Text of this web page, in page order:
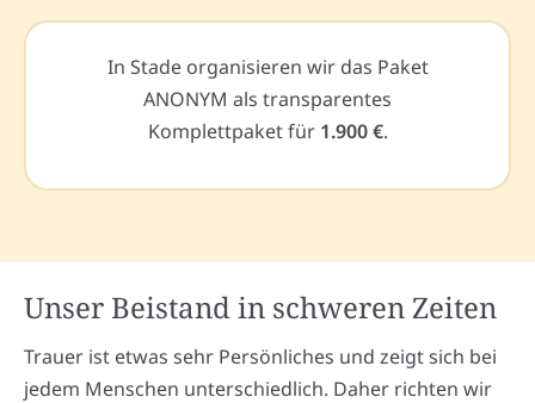
In Stade organisieren wir das Paket
ANONYM als transparentes
Komplettpaket für 1.900 €.
Unser Beistand in schweren Zeiten
Trauer ist etwas sehr Persönliches und zeigt sich bei
jedem Menschen unterschiedlich. Daher richten wir